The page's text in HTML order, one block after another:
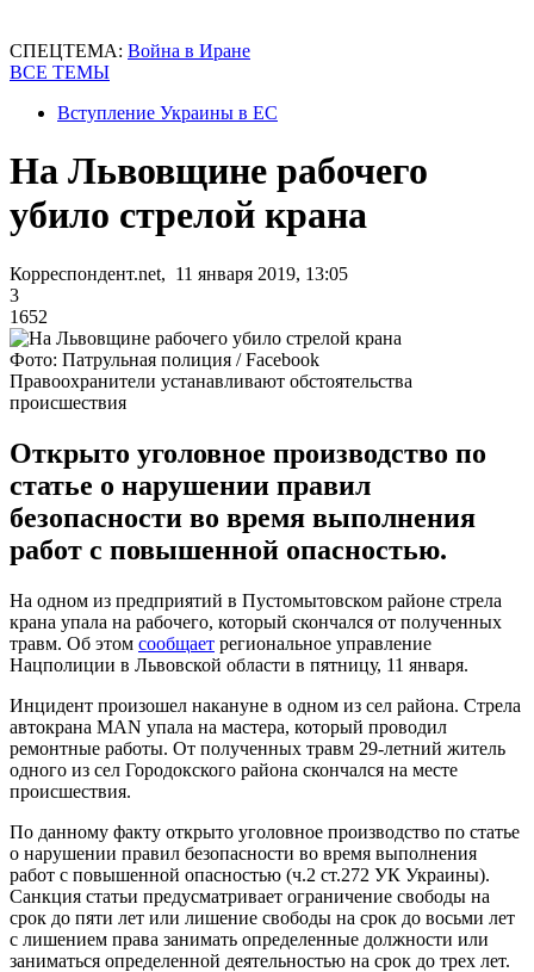
СПЕЦТЕМА: Война в Иране
ВСЕ ТЕМЫ
Вступление Украины в ЕС
На Львовщине рабочего
убило стрелой крана
Корреспондент.net, 11 января 2019, 13:05
3
1652
Фото: Патрульная полиция / Facebook
Правоохранители устанавливают обстоятельства
происшествия
Открыто уголовное производство по
статье о нарушении правил
безопасности во время выполнения
работ с повышенной опасностью.
На одном из предприятий в Пустомытовском районе стрела
крана упала на рабочего, который скончался от полученных
травм. Об этом сообщает региональное управление
Нацполиции в Львовской области в пятницу, 11 января.
Инцидент произошел накануне в одном из сел района. Стрела
автокрана МАN упала на мастера, который проводил
ремонтные работы. От полученных травм 29-летний житель
одного из сел Городокского района скончался на месте
происшествия.
По данному факту открыто уголовное производство по статье
о нарушении правил безопасности во время выполнения
работ с повышенной опасностью (ч.2 ст.272 УК Украины).
Санкция статьи предусматривает ограничение свободы на
срок до пяти лет или лишение свободы на срок до восьми лет
с лишением права занимать определенные должности или
заниматься определенной деятельностью на срок до трех лет.